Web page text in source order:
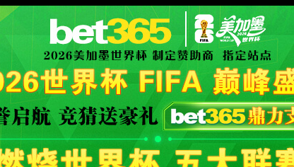
首页 关于谈球吧 新闻中心